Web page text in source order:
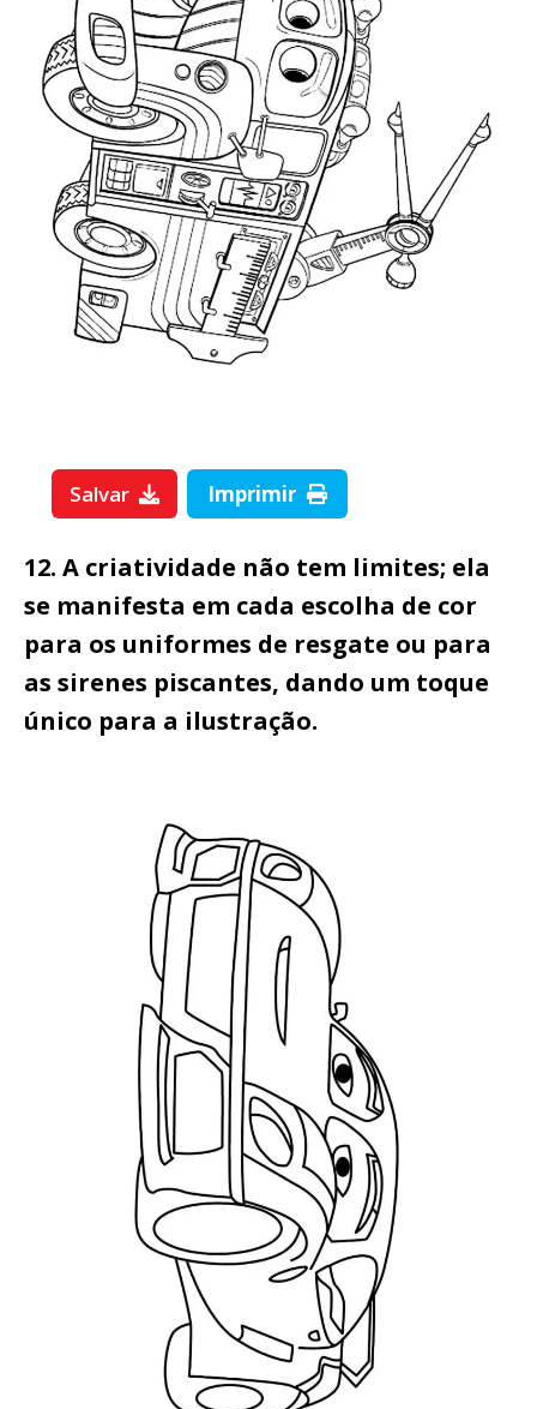
Salvar Imprimir
12. A criatividade não tem limites; ela
se manifesta em cada escolha de cor
para os uniformes de resgate ou para
as sirenes piscantes, dando um toque
único para a ilustração.